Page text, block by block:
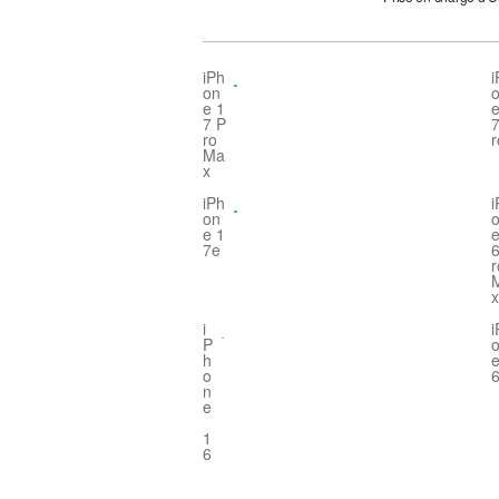
iPh
on
e 1
7 P
ro
Ma
x
iPh
on
e 1
7e
x
i
P
h
o
n
e
1
6